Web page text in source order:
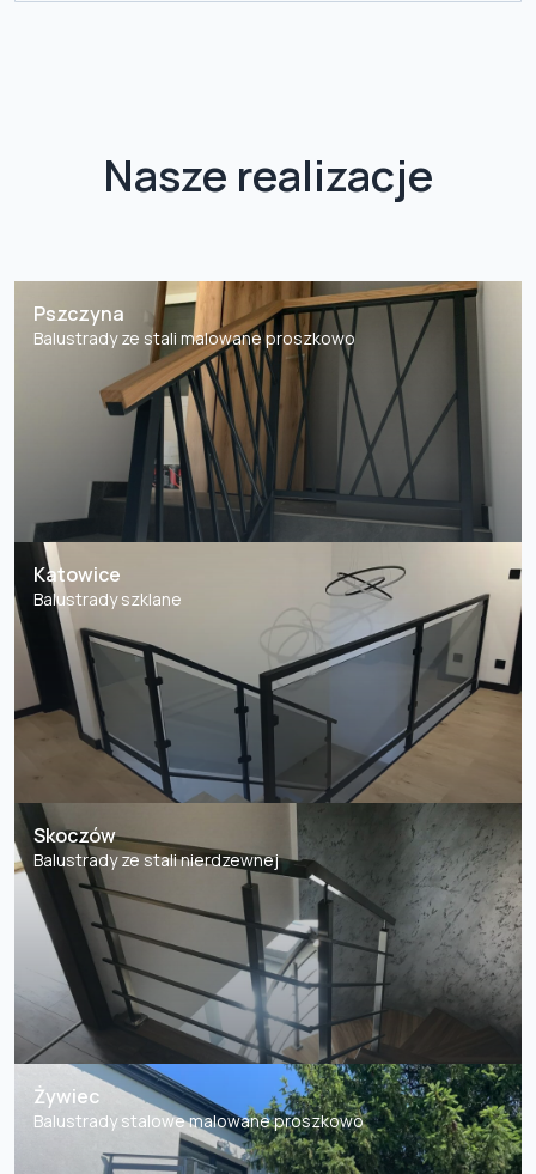
Nasze realizacje
Pszczyna
Balustrady ze stali malowane proszkowo
Katowice
Balustrady szklane
Skoczów
Balustrady ze stali nierdzewnej
Żywiec
Balustrady stalowe malowane proszkowo